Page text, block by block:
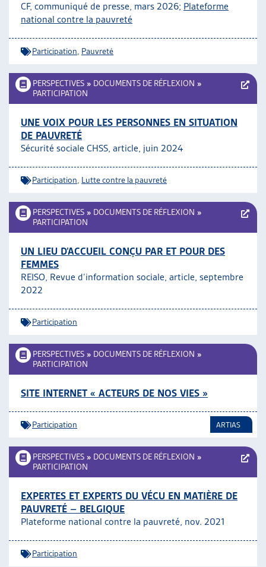
AUTRES
PROJETS ET ACTIVITÉS
JOURNÉES D’AUTOMNE
CF, communiqué de presse, mars 2026; Plateforme
national contre la pauvreté
Participation Pauvreté
PERSPECTIVES » DOCUMENTS DE RÉFLEXION »
PARTICIPATION
UNE VOIX POUR LES PERSONNES EN SITUATION
DE PAUVRETÉ
Sécurité sociale CHSS, article, juin 2024
Participation Lutte contre la pauvreté
PERSPECTIVES » DOCUMENTS DE RÉFLEXION »
PARTICIPATION
UN LIEU D’ACCUEIL CONÇU PAR ET POUR DES
FEMMES
REISO, Revue d’information sociale, article, septembre
2022
Participation
PERSPECTIVES » DOCUMENTS DE RÉFLEXION »
PARTICIPATION
SITE INTERNET « ACTEURS DE NOS VIES »
Participation ARTIAS
PERSPECTIVES » DOCUMENTS DE RÉFLEXION »
PARTICIPATION
EXPERTES ET EXPERTS DU VÉCU EN MATIÈRE DE
PAUVRETÉ – BELGIQUE
Plateforme national contre la pauvreté, nov. 2021
Participation